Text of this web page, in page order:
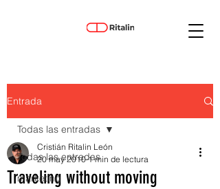
Entrada
Todas las entradas
marketing
Todas las entradas
Traveling without moving
Cristián Ritalin León
20 may 2010 1 min de lectura